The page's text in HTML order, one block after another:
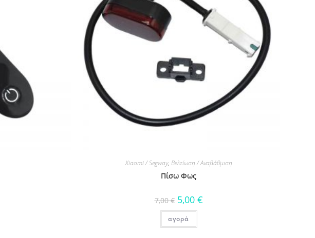
Xiaomi / Segway, Βελτίωση / Αναβάθμιση
Πίσω Φως
7,00€ 5,00 €
αγορά